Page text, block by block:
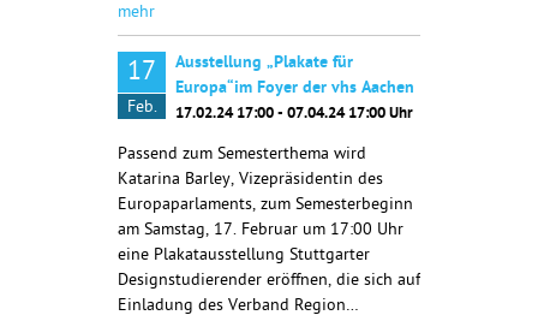
mehr
17
Feb.
Ausstellung „Plakate für
Europa“im Foyer der vhs Aachen
17.02.24 17:00 - 07.04.24 17:00 Uhr
Passend zum Semesterthema wird
Katarina Barley, Vizepräsidentin des
Europaparlaments, zum Semesterbeginn
am Samstag, 17. Februar um 17:00 Uhr
eine Plakatausstellung Stuttgarter
Designstudierender eröffnen, die sich auf
Einladung des Verband Region…